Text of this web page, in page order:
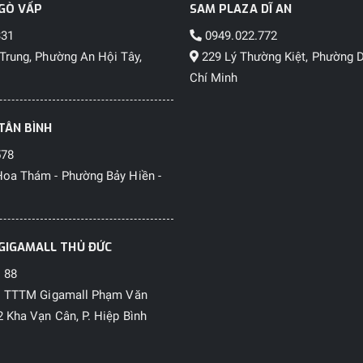
VẤP
Phường An Hội Tây,
BÌNH
Thám - Phường Bảy Hiền -
THỦ ĐỨC
88
TTTM Gigamall Phạm Văn
Kha Vạn Cân, P. Hiệp Bình
SAM PLAZA DĨ AN
0949.022.772
229 Lý Thường Kiệt, Phường
Chí Minh